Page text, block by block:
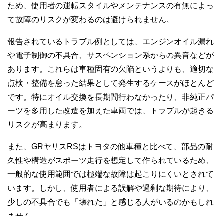
ため、使用者の運転スタイルやメンテナンスの有無によっ
て故障のリスクが変わるのは避けられません。
報告されているトラブル例としては、エンジンオイル漏れ
や電子制御の不具合、サスペンション系からの異音などが
あります。これらは車種固有の欠陥というよりも、適切な
点検・整備を怠った結果として発生するケースがほとんど
です。特にオイル交換を長期間行わなかったり、非純正パ
ーツを多用した改造を加えた車両では、トラブルが起きる
リスクが高まります。
また、GRヤリスRSはトヨタの他車種と比べて、部品の耐
久性や構造がスポーツ走行を想定して作られているため、
一般的な使用範囲では極端な故障は起こりにくいとされて
います。しかし、使用者による誤解や過剰な期待により、
少しの不具合でも「壊れた」と感じる人がいるのかもしれ